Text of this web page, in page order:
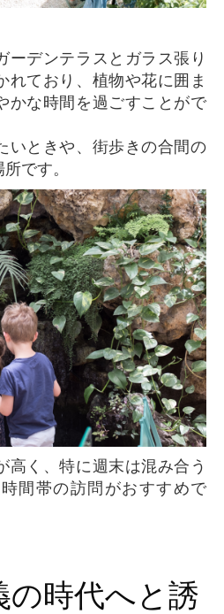
れており、植物や花に囲ま
かな時間を過ごすことがで
いときや、街歩きの合間の
です。
間帯の訪問がおすすめで